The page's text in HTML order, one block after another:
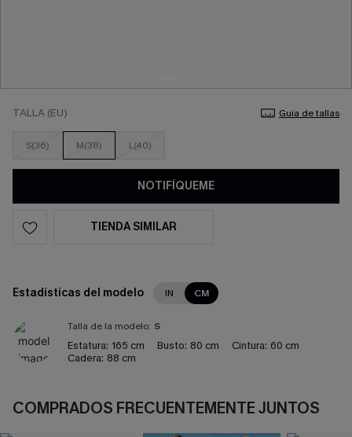
TALLA (EU) Guía de tallas
S(36) M(38) L(40)
NOTIFÍQUEME
TIENDA SIMILAR
Estadísticas del modelo IN CM
Talla de la modelo: S
Estatura: 165 cm Busto: 80 cm Cintura: 60 cm
Cadera: 88 cm
COMPRADOS FRECUENTEMENTE JUNTOS